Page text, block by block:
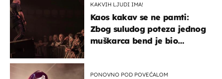
KAKVIH LJUDI IMA!
Kaos kakav se ne pamti:
Zbog suludog poteza jednog
muškarca bend je bio
PONOVNO POD POVEĆALOM